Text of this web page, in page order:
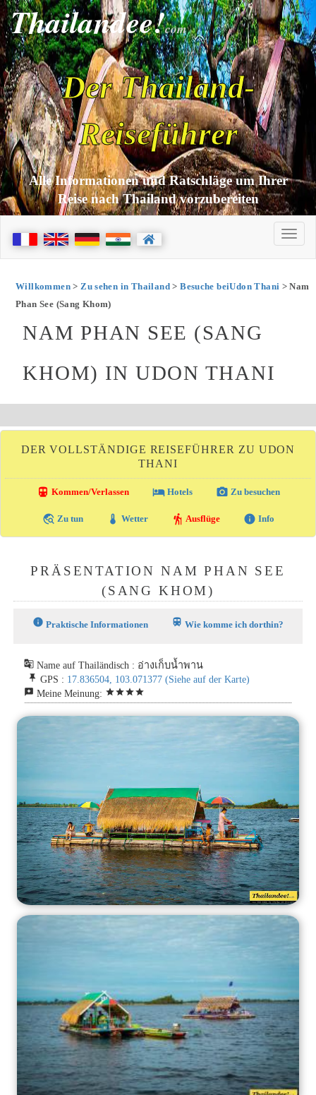
Thailandee!com
Der Thailand-
Reiseführer
Alle Informationen und Ratschläge um Ihrer
Reise nach Thailand vorzubereiten
Willkommen>Zu sehen in Thailand>Besuche beiUdon Thani > Nam
Phan See (Sang Khom)
NAM PHAN SEE (SANG
KHOM) IN UDON THANI
DER VOLLSTÄNDIGE REISEFÜHRER ZU UDON
THANI
directions_transit Kommen/Verlassen local_hotelHotels photo_camera Zu besuchen
travel_explore Zu tun thermostat Wetter hiking Ausflüge info Info
PRÄSENTATION NAM PHAN SEE
(SANG KHOM)
info Praktische Informationen train Wie komme ich dorthin?
g_translate Name auf Thailändisch : อ่างเก็บน้ำพาน
push_pin GPS : 17.836504, 103.071377 (Siehe auf der Karte)
reviews Meine Meinung: starstarstarstar